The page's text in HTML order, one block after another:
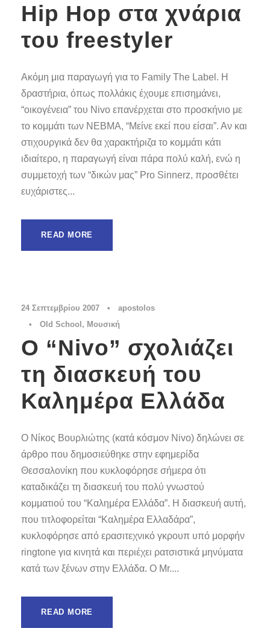
Hip Hop στα χνάρια
του freestyler
Ακόμη μια παραγωγή για το Family The Label. Η
δραστήρια, όπως πολλάκις έχουμε επισημάνει,
“οικογένεια” του Nivo επανέρχεται στο προσκήνιο με
το κομμάτι των ΝΕΒΜΑ, “Μείνε εκεί που είσαι”. Αν και
στιχουργικά δεν θα χαρακτήριζα το κομμάτι κάτι
ιδιαίτερο, η παραγωγή είναι πάρα πολύ καλή, ενώ η
συμμετοχή των “δικών μας” Pro Sinnerz, προσθέτει
ευχάριστες...
READ MORE
24 Σεπτεμβρίου 2007 •
apostolos
•
Old School , Μουσική
Ο “Nivo” σχολιάζει
τη διασκευή του
Καλημέρα Ελλάδα
Ο Νίκος Βουρλιώτης (κατά κόσμον Nivo) δηλώνει σε
άρθρο που δημοσιεύθηκε στην εφημερίδα
Θεσσαλονίκη που κυκλοφόρησε σήμερα ότι
καταδικάζει τη διασκευή του πολύ γνωστού
κομματιού του “Καλημέρα Ελλάδα”. Η διασκευή αυτή,
που τιτλοφορείται “Καλημέρα Ελλαδάρα”,
κυκλοφόρησε από ερασιτεχνικό γκρουπ υπό μορφήν
ringtone για κινητά και περιέχει ρατσιστικά μηνύματα
κατά των ξένων στην Ελλάδα. Ο Mr....
READ MORE